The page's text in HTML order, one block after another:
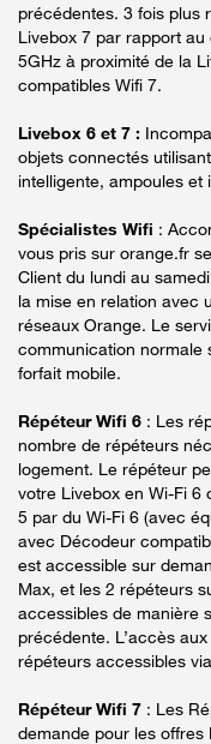
précédentes. 3 fois plus
Livebox 7 par rapport
5GHz à proximité de la
compatibles Wifi 7.
Livebox 6 et 7 :
objets connectés
intelligente, ampoules
Spécialistes Wifi :
vous pris sur orange.fr
Client du lundi au
la mise en relation avec
réseaux Orange. Le
communication normale
forfait mobile.
Répéteur Wifi 6 : Les
nombre de répéteurs
logement. Le répéteur
votre Livebox en Wi-Fi 6
5 par du Wi-Fi 6 (avec
avec Décodeur
est accessible sur
Max, et les 2 répéteurs
accessibles de manière
précédente. L’accès
répéteurs accessibles
Répéteur Wifi 7 : Les
demande pour les offres